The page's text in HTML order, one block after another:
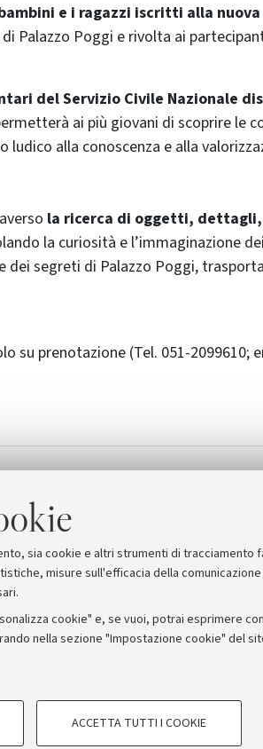
sia cookie e altri strumenti di
misure sull'efficacia della
cookie" e, se vuoi, potrai esprimere
nella sezione "Impostazione cookie" del
COOKIE TECNICI -
ACCETTA TUTTI I COOKIE
e i ragazzi iscritti alla
Palazzo Poggi e rivolta ai
del Servizio Civile Nazionale
ai più giovani di scoprire le
ludico alla conoscenza e alla
la ricerca di oggetti,
la curiosità e l’immaginazione
dei segreti di Palazzo Poggi,
su prenotazione (Tel. 051-2099610;
di Bologna - Via Zamboni, 33 -